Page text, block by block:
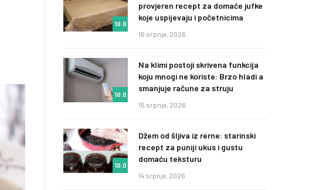
10.0
provjeren recept za domaće jufke
koje uspijevaju i početnicima
16 srpnja, 2026
10.0
Na klimi postoji skrivena funkcija
koju mnogi ne koriste: Brzo hladi a
smanjuje račune za struju
15 srpnja, 2026
10.0
Džem od šljiva iz rerne: starinski
recept za puniji ukus i gustu
domaću teksturu
14 srpnja, 2026